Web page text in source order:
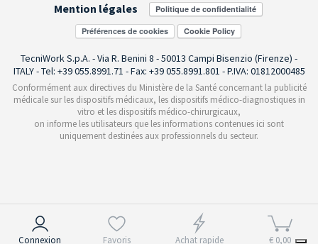
Connexion Favoris Achat rapide € 0,00
Mention légales
Préférences de cookies
TecniWork S.p.A. - Via R. Benini 8 - 50013 Campi Bisenzio (Firenze) -
ITALY - Tel: +39 055.8991.71 - Fax: +39 055.8991.801 - P.IVA: 01812000485
Conformément aux directives du Ministère de la Santé concernant la publicité
médicale sur les dispositifs médicaux, les dispositifs médico-diagnostiques in
vitro et les dispositifs médico-chirurgicaux,
on informe les utilisateurs que les informations contenues ici sont
uniquement destinées aux professionnels du secteur.
Notification lors de la collecte